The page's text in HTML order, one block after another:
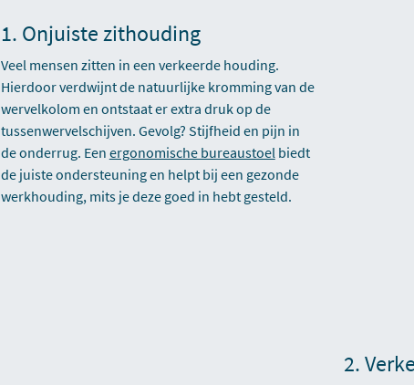
1. Onjuiste zithouding
Veel mensen zitten in een verkeerde houding.
Hierdoor verdwijnt de natuurlijke kromming van de
wervelkolom en ontstaat er extra druk op de
tussenwervelschijven. Gevolg? Stijfheid en pijn in
de onderrug. Een ergonomische bureaustoelbiedt
de juiste ondersteuning en helpt bij een gezonde
werkhouding, mits je deze goed in hebt gesteld.
2.